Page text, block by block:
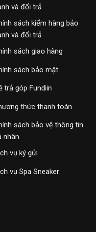
và đổi trả
sách kiểm hàng bảo
và đổi trả
sách giao hàng
sách bảo mật
trả góp Fundiin
thức thanh toán
sách bảo vệ thông tin
nhân
vụ ký gửi
vụ Spa Sneaker